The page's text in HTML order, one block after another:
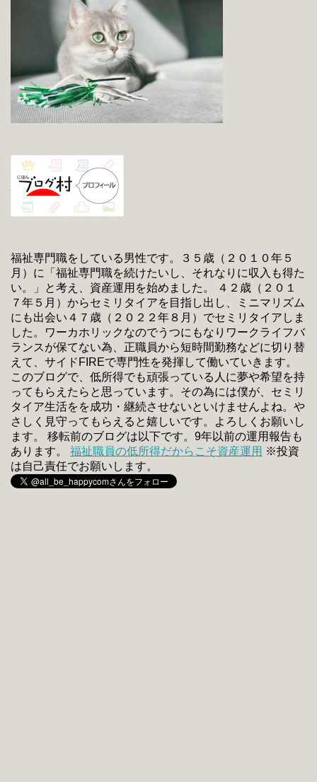
福祉専門職をしている男性です。３５歳（２０１０年５
月）に「福祉専門職を続けたいし、それなりに収入も得た
い。」と考え、資産運用を始めました。 ４２歳（２０１
７年５月）からセミリタイアを目指し出し、ミニマリズム
にも出会い４７歳（２０２２年８月）でセミリタイアしま
した。ワーカホリックなのでうつにもなりワークライフバ
ランスが保てない為、正職員から短時間勤務などに切り替
えて、サイドFIREで専門性を発揮して働いていきます。
このブログで、低所得でも頑張っている人に夢や希望を持
ってもらえたらと思っています。その為には僕が、セミリ
タイア生活をを成功・継続させないといけませんよね。や
さしく見守ってもらえると嬉しいです。よろしくお願いし
ます。 移転前のブログは以下です。9年以前の運用報告も
あります。 福祉職員の低所得だからこそ資産運用 ※投資
は自己責任でお願いします。